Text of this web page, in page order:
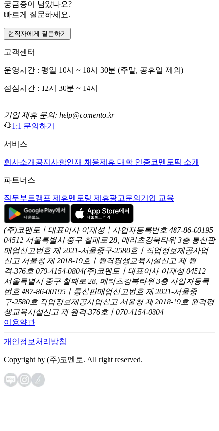
궁금증이 남았나요?
빠르게 질문하세요.
현직자에게 질문하기
고객센터
운영시간 : 평일 10시 ~ 18시 30분 (주말, 공휴일 제외)
점심시간 : 12시 30분 ~ 14시
기업 제휴 문의: help@comento.kr
1:1 문의하기
서비스
회사소개 공지사항인재 채용제휴 대학 인증코멘토픽 소개
파트너스
직무부트캠프 제휴멘토링 제휴광고문의 기업 교육
(주)코멘토ㅣ대표이사 이재성ㅣ사업자등록번호 487-86-00195
04512 서울특별시 중구 칠패로 28, 메리츠강북타워 3층 통신판
매업신고번호 제 2021-서울중구-2580호ㅣ직업정보제공사업
신고 서울청 제 2018-19호ㅣ원격평생교육시설신고 제 원
격-376호 070-4154-0804(주)코멘토ㅣ대표이사 이재성 04512
서울특별시 중구 칠패로 28, 메리츠강북타워 3층 사업자등록
번호 487-86-00195ㅣ통신판매업신고번호 제 2021-서울중
구-2580호 직업정보제공사업신고 서울청 제 2018-19호 원격평
생교육시설신고 제 원격-376호ㅣ070-4154-0804
이용약관
개인정보처리방침
Copyright by (주)코멘토. All right reserved.